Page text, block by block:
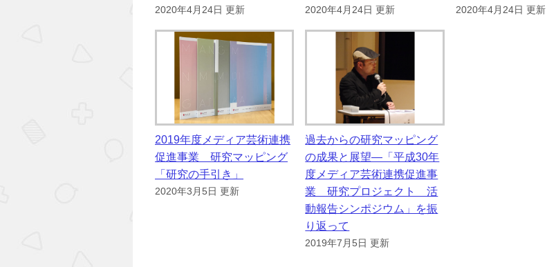
2020年4月24日 更新 2020年4月24日 更新 2020年4月24日 更新
2019年度メディア芸術連携
促進事業 研究マッピング
「研究の手引き」
2020年3月5日 更新
過去からの研究マッピング
の成果と展望—「平成30年
度メディア芸術連携促進事
業 研究プロジェクト 活
動報告シンポジウム」を振
り返って
2019年7月5日 更新